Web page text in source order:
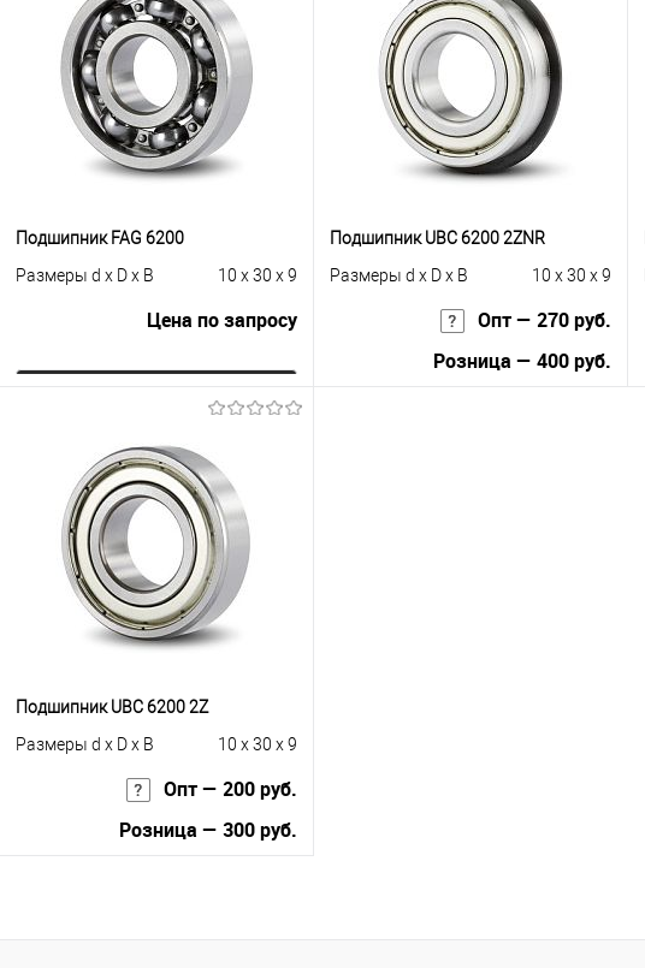
Купить в 1 клик
К сравнению
В избранное
В наличии
Купить в 1 клик
К сравнению
В избранное
В наличии
Подшипник FAG 6200
Размеры d x D x B
10 x 30 x 9
Цена по запросу
Запросить цену
Купить в 1 клик
К сравнению
В избранное
Под заказ
Подшипник UBC 6200 2ZNR
Размеры d x D x B
10 x 30 x 9
Опт — 270 руб.
Розница — 400 руб.
Подшипник UBC 6200 2Z
Размеры d x D x B
10 x 30 x 9
Опт — 200 руб.
Розница — 300 руб.